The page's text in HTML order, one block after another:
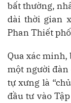
bất thường,
dài thời gian
Phan Thiết
Qua xác minh,
một người đàn
tự xưng là
đầu tư vào